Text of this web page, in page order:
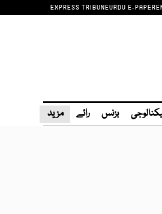
EXPRESS TRIBUNEURDU E-PAPER
بزنس رائے مزید